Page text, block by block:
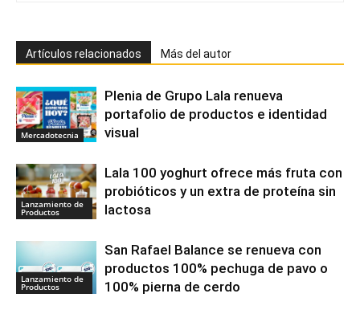
Artículos relacionados Más del autor
Mercadotecnia
Plenia de Grupo Lala renueva
portafolio de productos e identidad
visual
Lanzamiento de
Productos
Lala 100 yoghurt ofrece más fruta con
probióticos y un extra de proteína sin
lactosa
Lanzamiento de
Productos
San Rafael Balance se renueva con
productos 100% pechuga de pavo o
100% pierna de cerdo